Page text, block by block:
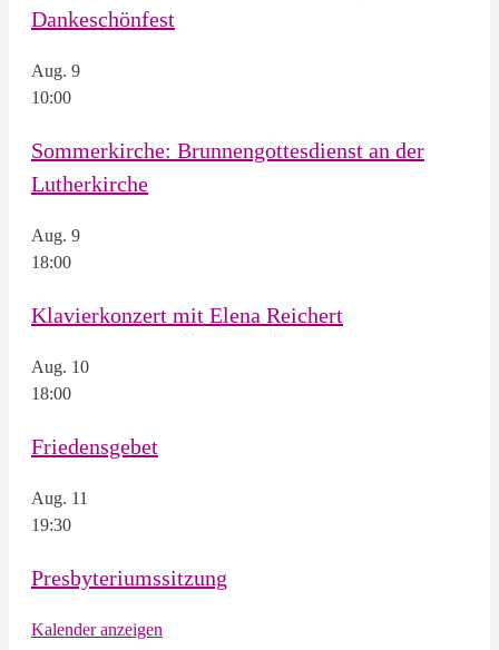
Dankeschönfest
Aug. 9
10:00
Sommerkirche: Brunnengottesdienst an der
Lutherkirche
Aug. 9
18:00
Klavierkonzert mit Elena Reichert
Aug. 10
18:00
Friedensgebet
Aug. 11
19:30
Presbyteriumssitzung
Kalender anzeigen